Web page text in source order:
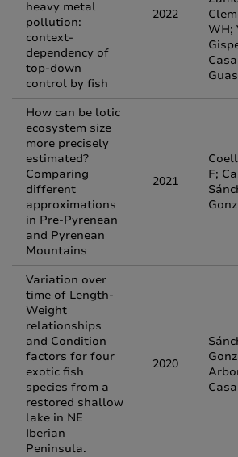
heavy metal
pollution:
context-
dependency of
top-down
control by fish
2022
WH;
How can be lotic
ecosystem size
more precisely
estimated?
Comparing
different
approximations
in Pre-Pyrenean
and Pyrenean
Mountains
2021
F;
Variation over
time of Length-
Weight
relationships
and Condition
factors for four
exotic fish
species from a
restored shallow
lake in NE
Iberian
Peninsula.
2020